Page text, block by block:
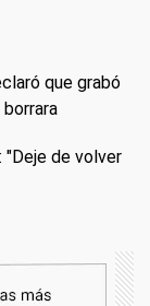
que grabó
"Deje de volver